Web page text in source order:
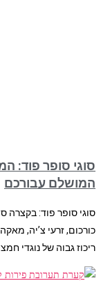
סוגי סופר פוד:
המושלם עבורכם
סוגי סופר פוד: בקצרה
כורכום, זרעי צ’יה,
ריכוז גבוה של נוגדי